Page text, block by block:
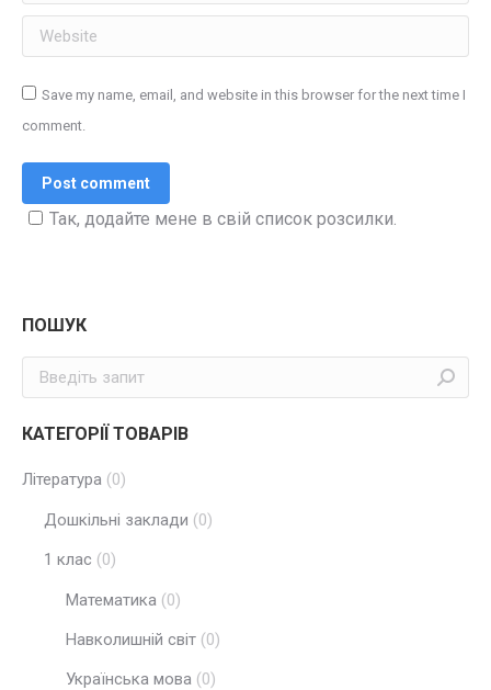
Website
Save my name, email, and website in this browser for the next time I
comment.
Post comment
Так, додайте мене в свій список розсилки.
ПОШУК
Пошук:
КАТЕГОРІЇ ТОВАРІВ
Література (0)
Дошкільні заклади (0)
1 клас (0)
Математика (0)
Навколишній світ (0)
Українська мова (0)